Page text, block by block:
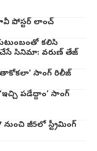
పోస్టర్ లాంచ్
కలిసి
సినిమా: వరుణ్ తేజ్
సాంగ్ రిలీజ్
పడేద్దాం’ సాంగ్
7 నుంచి జీ5లో స్ట్రీమింగ్